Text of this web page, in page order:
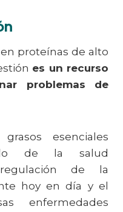
proteínas de alto
es un recurso
problemas de
esenciales
de la salud
de la
hoy en día y el
enfermedades